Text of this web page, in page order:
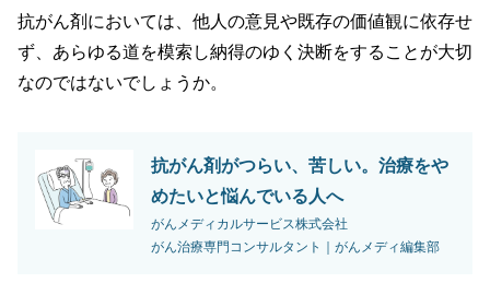
抗がん剤においては、他人の意見や既存の価値観に依存せ
ず、あらゆる道を模索し納得のゆく決断をすることが大切
なのではないでしょうか。
抗がん剤がつらい、苦しい。治療をや
めたいと悩んでいる人へ
がんメディカルサービス株式会社
がん治療専門コンサルタント｜がんメディ編集部